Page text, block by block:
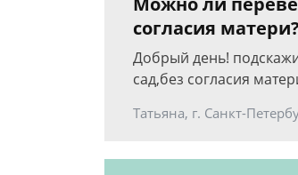
согласия матери?
Добрый день!
сад,без согласия
Татьяна, г. Санкт-